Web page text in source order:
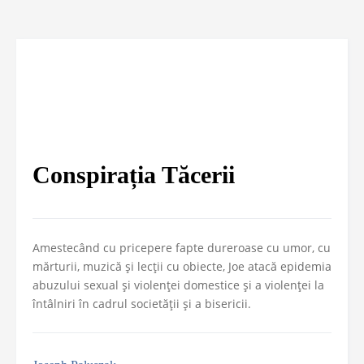
Conspirația Tăcerii
Amestecând cu pricepere fapte dureroase cu umor, cu
mărturii, muzică și lecții cu obiecte, Joe atacă epidemia
abuzului sexual și violenței domestice și a violenței la
întâlniri în cadrul societății și a bisericii.